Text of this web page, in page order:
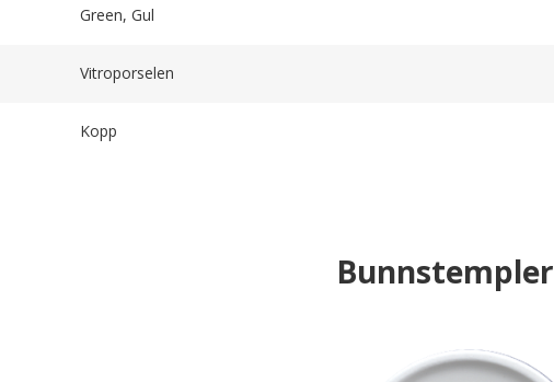
Green, Gul
Vitroporselen
Kopp
Bunnstempler